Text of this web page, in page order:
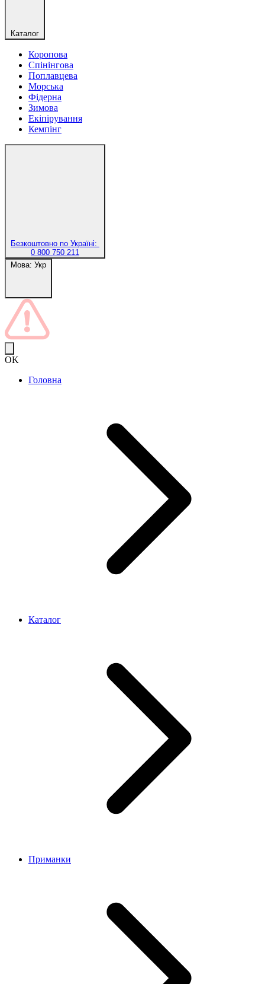
Каталог
Коропова
Спінінгова
Поплавцева
Морська
Фідерна
Зимова
Екіпірування
Кемпінг
Безкоштовно по Україні:
0 800 750 211
Мова: Укр
OK
Головна
Каталог
Приманки